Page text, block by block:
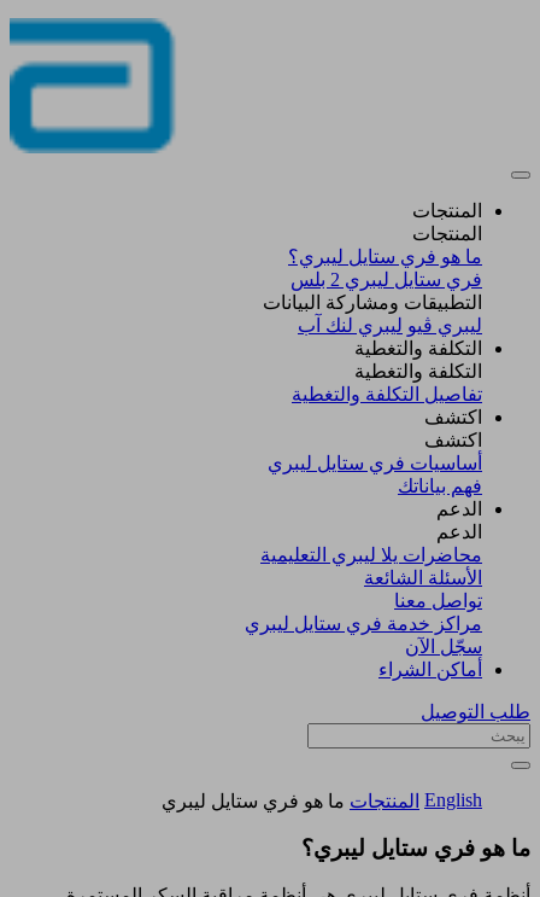
المنتجات
المنتجات
ما هو فري ستايل ليبري؟
فري ستايل ليبري 2 بلس​
التطبيقات ومشاركة البيانات
ليبري ڤيو ليبري لنك آب
التكلفة والتغطية
التكلفة والتغطية
تفاصيل التكلفة والتغطية
اكتشف​
اكتشف​
أساسيات فري ستايل ليبري
فهم بياناتك
الدعم
الدعم
محاضرات يلا ليبري التعليمية
الأسئلة الشائعة
تواصل معنا
مراكز خدمة فري ستايل ليبري
سجّل الآن​
أماكن الشراء
طلب التوصيل
English المنتجات ما هو فري ستايل ليبري
ما هو فري ستايل ليبري؟